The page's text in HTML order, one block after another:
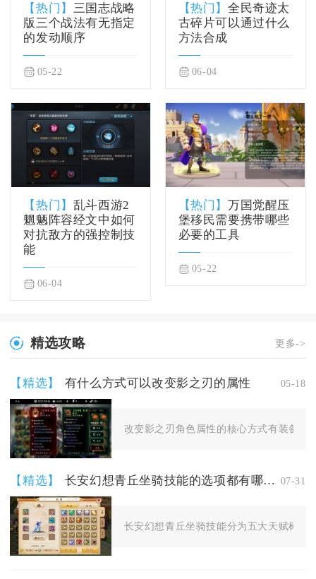
【热门】 三国志战略
版三个战法有无指定
的发动顺序
05-22
【热门】全民奇迹太
古碎片可以通过什么
方法合成
06-04
【热门】 乱斗西游2
魍魉阵容经文中如何
对抗敌方的强控制技
能
06-04
【热门】万国觉醒压
堡移民需要携带哪些
必要的工具
05-22
精选攻略 更多->
【精选】 有什么方式可以改变影之刃的属性 05-18
改变影之刃角色属性的核心方式有装备养
【精选】 长安幻想青丘坐骑技能的选项都有哪些呢 07-31
长安幻想青丘坐骑技能分为五大天赋树，